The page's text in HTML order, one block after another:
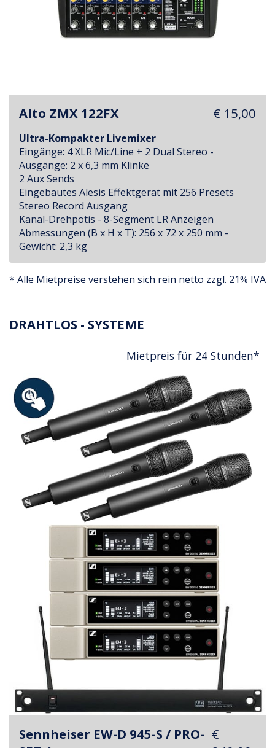
Alto ZMX 122FX € 15,00
Ultra-Kompakter Livemixer
Eingänge: 4 XLR Mic/Line + 2 Dual Stereo -
Ausgänge: 2 x 6,3 mm Klinke
2 Aux Sends
Eingebautes Alesis Effektgerät mit 256 Presets
Stereo Record Ausgang
Kanal-Drehpotis - 8-Segment LR Anzeigen
Abmessungen (B x H x T): 256 x 72 x 250 mm -
Gewicht: 2,3 kg
* Alle Mietpreise verstehen sich rein netto zzgl. 21% IVA
DRAHTLOS - SYSTEME
Mietpreis für 24 Stunden*
Sennheiser EW-D 945-S / PRO- €